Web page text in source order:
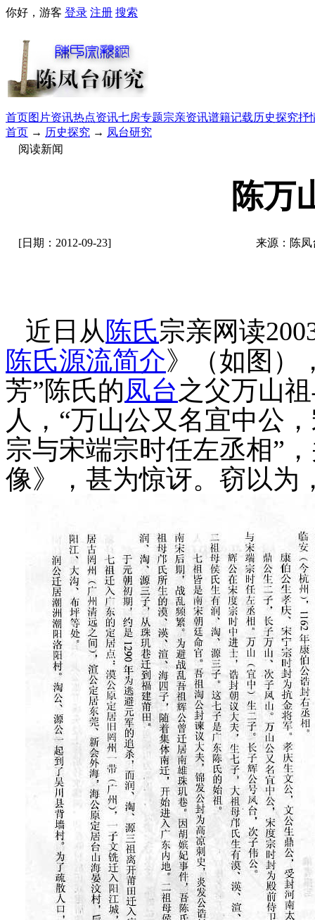
你好，游客 登录 注册 搜索
首页图片资讯热点资讯七房专题宗亲资讯谱籍记载历史探究抒
首页 → 历史探究 → 凤台研究
阅读新闻
陈万
[日期：2012-09-23] 来源：陈
近日从陈氏宗亲网读
陈氏源流简介》（如图 ）
芳”陈氏的凤台之父万山
人， “万山公又名宜中公
宗与宋端宗时任左丞相”
像》，甚为惊讶。窃以为